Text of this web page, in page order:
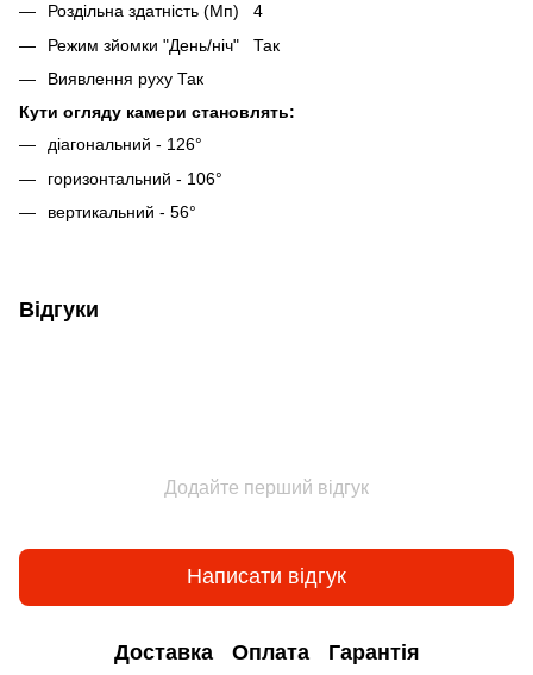
Роздільна здатність (Мп)
4
Режим зйомки "День/ніч"
Так
Виявлення руху Так
Кути огляду камери становлять:
діагональний - 126°
горизонтальний - 106°
вертикальний - 56°
Відгуки
Додайте перший відгук
Написати відгук
Доставка Оплата Гарантія